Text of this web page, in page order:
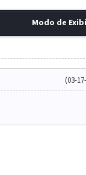
Modo de
(03-